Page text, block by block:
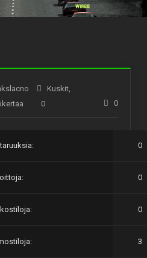
Kuskit,
0 0
0
0
0
3